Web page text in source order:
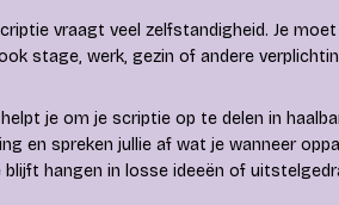
vraagt veel zelfstandigheid. Je
stage, werk, gezin of andere
je om je scriptie op te delen in
en spreken jullie af wat je wanneer
blijft hangen in losse ideeën of